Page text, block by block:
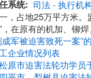
系统
司法 - 执行机
，占地25万平方米
，在原有的机加、铆
军被迫害致死一案”
企业情况列表
原市迫害法轮功学员